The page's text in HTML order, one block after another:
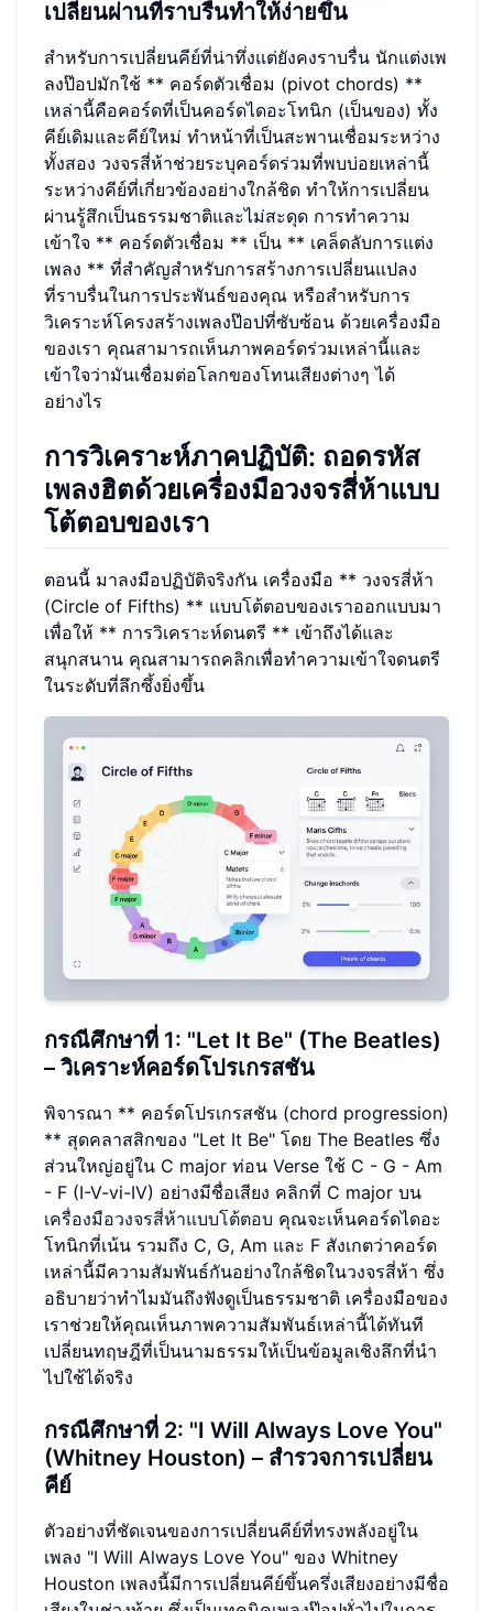
เปลี่ยนผ่านที่ราบรื่นทำให้ง่ายขึ้น
สำหรับการเปลี่ยนคีย์ที่น่าทึ่งแต่ยังคงราบรื่น นักแต่งเพ
ลงป๊อปมักใช้ ** คอร์ดตัวเชื่อม (pivot chords) **
เหล่านี้คือคอร์ดที่เป็นคอร์ดไดอะโทนิก (เป็นของ) ทั้ง
คีย์เดิมและคีย์ใหม่ ทำหน้าที่เป็นสะพานเชื่อมระหว่าง
ทั้งสอง วงจรสี่ห้าช่วยระบุคอร์ดร่วมที่พบบ่อยเหล่านี้
ระหว่างคีย์ที่เกี่ยวข้องอย่างใกล้ชิด ทำให้การเปลี่ยน
ผ่านรู้สึกเป็นธรรมชาติและไม่สะดุด การทำความ
เข้าใจ ** คอร์ดตัวเชื่อม ** เป็น ** เคล็ดลับการแต่ง
เพลง ** ที่สำคัญสำหรับการสร้างการเปลี่ยนแปลง
ที่ราบรื่นในการประพันธ์ของคุณ หรือสำหรับการ
วิเคราะห์โครงสร้างเพลงป๊อปที่ซับซ้อน ด้วยเครื่องมือ
ของเรา คุณสามารถเห็นภาพคอร์ดร่วมเหล่านี้และ
เข้าใจว่ามันเชื่อมต่อโลกของโทนเสียงต่างๆ ได้
อย่างไร
การวิเคราะห์ภาคปฏิบัติ: ถอดรหัส
เพลงฮิตด้วยเครื่องมือวงจรสี่ห้าแบบ
โต้ตอบของเรา
ตอนนี้ มาลงมือปฏิบัติจริงกัน เครื่องมือ ** วงจรสี่ห้า
(Circle of Fifths) ** แบบโต้ตอบของเราออกแบบมา
เพื่อให้ ** การวิเคราะห์ดนตรี ** เข้าถึงได้และ
สนุกสนาน คุณสามารถคลิกเพื่อทำความเข้าใจดนตรี
ในระดับที่ลึกซึ้งยิ่งขึ้น
กรณีศึกษาที่ 1: "Let It Be" (The Beatles)
– วิเคราะห์คอร์ดโปรเกรสชัน
พิจารณา ** คอร์ดโปรเกรสชัน (chord progression)
** สุดคลาสสิกของ "Let It Be" โดย The Beatles ซึ่ง
ส่วนใหญ่อยู่ใน C major ท่อน Verse ใช้ C - G - Am
- F (I-V-vi-IV) อย่างมีชื่อเสียง คลิกที่ C major บน
เครื่องมือวงจรสี่ห้าแบบโต้ตอบ คุณจะเห็นคอร์ดไดอะ
โทนิกที่เน้น รวมถึง C, G, Am และ F สังเกตว่าคอร์ด
เหล่านี้มีความสัมพันธ์กันอย่างใกล้ชิดในวงจรสี่ห้า ซึ่ง
อธิบายว่าทำไมมันถึงฟังดูเป็นธรรมชาติ เครื่องมือของ
เราช่วยให้คุณเห็นภาพความสัมพันธ์เหล่านี้ได้ทันที
เปลี่ยนทฤษฎีที่เป็นนามธรรมให้เป็นข้อมูลเชิงลึกที่นำ
ไปใช้ได้จริง
กรณีศึกษาที่ 2: "I Will Always Love You"
(Whitney Houston) – สำรวจการเปลี่ยน
คีย์
ตัวอย่างที่ชัดเจนของการเปลี่ยนคีย์ที่ทรงพลังอยู่ใน
เพลง "I Will Always Love You" ของ Whitney
Houston เพลงนี้มีการเปลี่ยนคีย์ขึ้นครึ่งเสียงอย่างมีชื่อ